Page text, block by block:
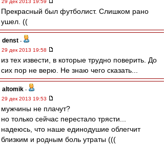
29 дек 2013 19:59
Прекрасный был футболист. Слишком рано
ушел. ((
denst -
29 дек 2013 19:58
из тех извести, в которые трудно поверить. До
сих пор не верю. Не знаю чего сказать...
altomik -
29 дек 2013 19:53
мужчины не плачут?
но только сейчас перестало трясти...
надеюсь, что наше единодушие облегчит
близким и родным боль утраты (((